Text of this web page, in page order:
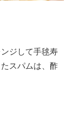
ジして手毬寿
スパムは、酢